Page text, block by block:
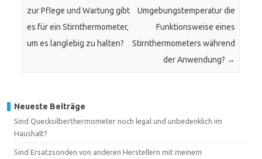
zur Pflege und Wartung gibt
es für ein Stirnthermometer,
um es langlebig zu halten?
Umgebungstemperatur die
Funktionsweise eines
Stirnthermometers während
der Anwendung? →
Neueste Beiträge
Sind Quecksilberthermometer noch legal und unbedenklich im
Haushalt?
Sind Ersatzsonden von anderen Herstellern mit meinem